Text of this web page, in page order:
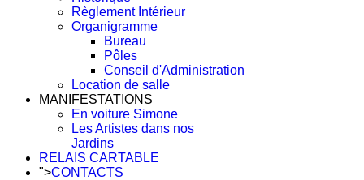
Règlement Intérieur
Organigramme
Bureau
Pôles
Conseil d'Administration
Location de salle
MANIFESTATIONS
En voiture Simone
Les Artistes dans nos
Jardins
RELAIS CARTABLE
">CONTACTS